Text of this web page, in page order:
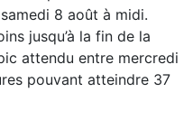
8 août à midi.
jusqu’à la fin de la
attendu entre mercredi
pouvant atteindre 37